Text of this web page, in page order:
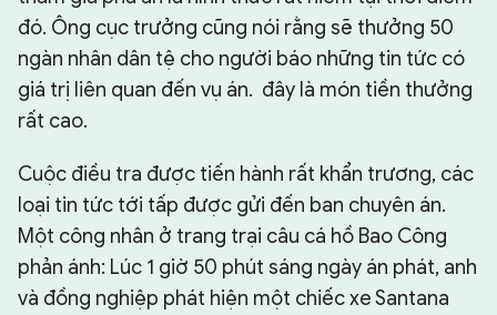
đó. Ông cục trưởng cũng nói rằng sẽ thưởng 50
ngàn nhân dân tệ cho người báo những tin tức có
giá trị liên quan đến vụ án. đây là món tiền thưởng
rất cao.
Cuộc điều tra được tiến hành rất khẩn trương, các
loại tin tức tới tấp được gửi đến ban chuyên án.
Một công nhân ở trang trại câu cá hồ Bao Công
phản ánh: Lúc 1 giờ 50 phút sáng ngày án phát, anh
và đồng nghiệp phát hiện một chiếc xe Santana